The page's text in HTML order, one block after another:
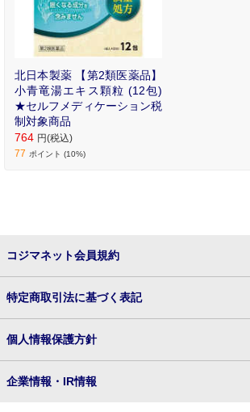
北日本製薬 【第2類医薬品】
小青竜湯エキス顆粒 (12包)
★セルフメディケーション税
制対象商品
764 円(税込)
77 ポイント (10%)
コジマネット会員規約
特定商取引法に基づく表記
個人情報保護方針
企業情報・IR情報